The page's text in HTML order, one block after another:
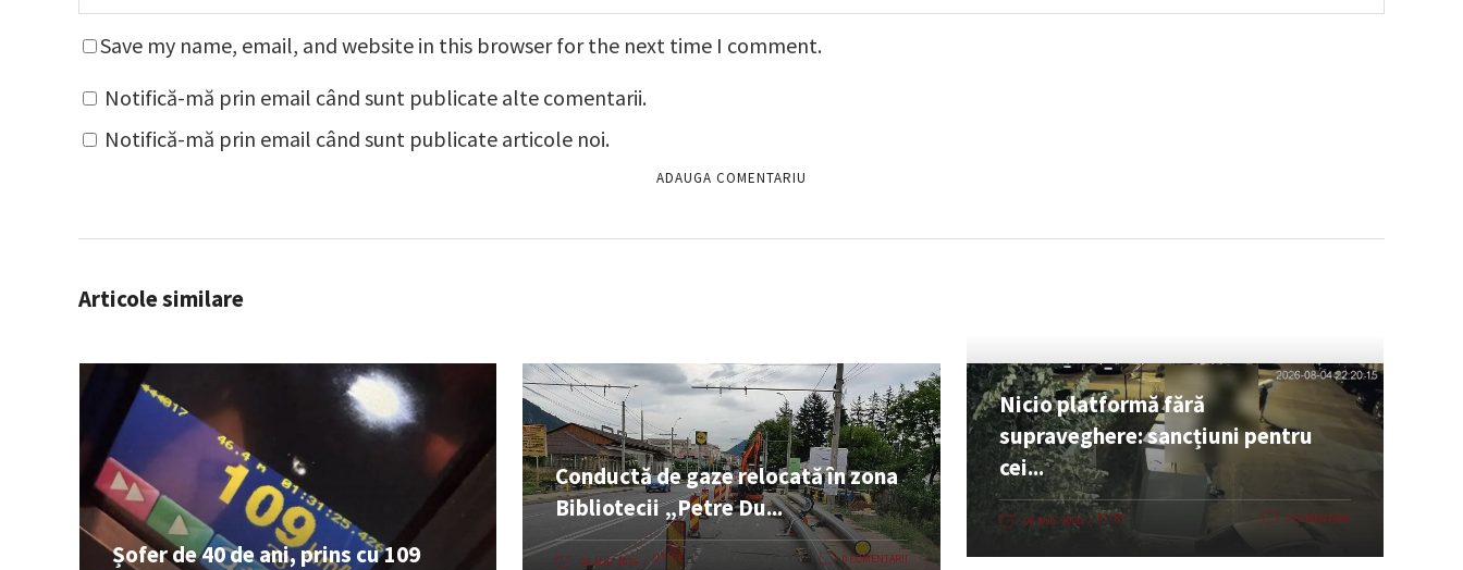
Save my name, email, and website in this browser for the next time I comment.
Notifică-mă prin email când sunt publicate alte comentarii.
Notifică-mă prin email când sunt publicate articole noi.
Articole similare
Șofer de 40 de ani, prins cu 109
Conductă de gaze relocată în zona
Bibliotecii „Petre Du...
06 AUG. 2026 UTILE 0 COMENTARII
Nicio platformă fără
supraveghere: sancțiuni pentru
cei...
06 AUG. 2026 ȘTIRI 0 COMENTARII